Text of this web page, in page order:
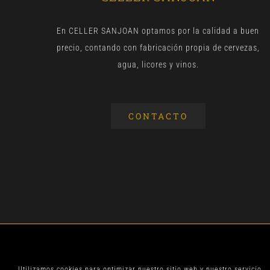
En CELLER SANJOAN optamos por la calidad a buen
precio, contando con fabricación propia de cervezas,
agua, licores y vinos.
CONTACTO